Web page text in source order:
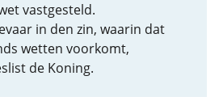
vastgesteld.
in den zin, waarin dat
wetten voorkomt,
de Koning.